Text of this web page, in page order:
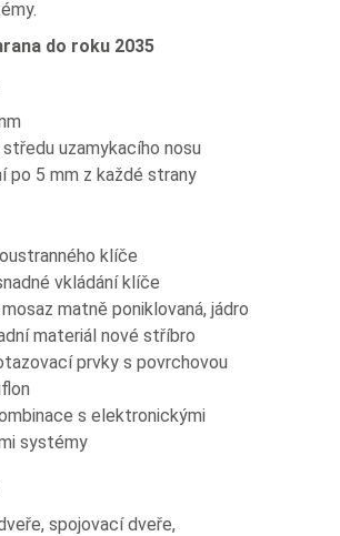
do roku 2035
uzamykacího nosu
po 5 mm z každé strany
klíče
vkládání klíče
matně poniklovaná, jádro
materiál nové stříbro
prvky s povrchovou
s elektronickými
systémy
spojovací dveře,